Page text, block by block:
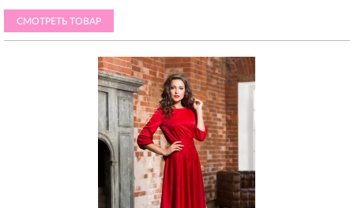
Надеюсь на мероприятии буду неотразима. Спасибо магазину!
СМОТРЕТЬ ТОВАР